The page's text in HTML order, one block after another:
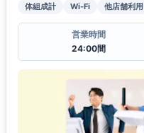
体組成計 Wi-Fi 他店舗利用
営業時間
24:00間